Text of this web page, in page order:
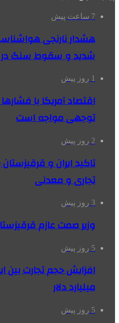
7 ساعت پیش
شدید و سقوط سنگ در
1 روز پیش
اقتصاد آمریکا با
توجهی مواجه است
2 روز پیش
تاکید ایران و
تجاری و معدنی
3 روز پیش
وزیر صمت عازم
5 روز پیش
میلیارد دلار
5 روز پیش